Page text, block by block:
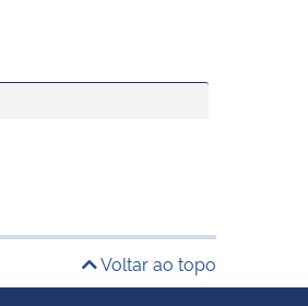
Voltar ao topo